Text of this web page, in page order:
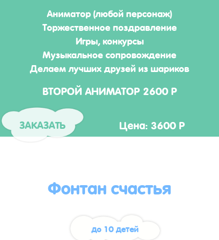
Аниматор (любой персонаж)
Торжественное поздравление
Игры, конкурсы
Музыкальное сопровождение
Делаем лучших друзей из шариков
ВТОРОЙ АНИМАТОР 2600 Р
ЗАКАЗАТЬ Цена: 3600 Р
Фонтан счастья
до 10 детей